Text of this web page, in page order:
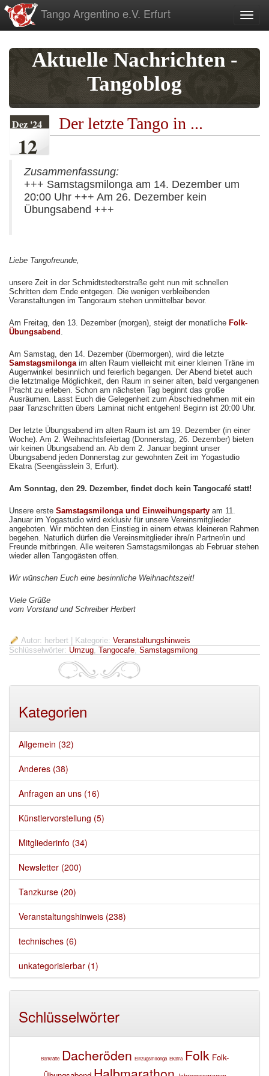
zum
Inhalt
Tango Argentino e.V. Erfurt
Aktuelle Nachrichten -
Tangoblog
Dez '24
12
Der letzte Tango in ...
Zusammenfassung:
+++ Samstagsmilonga am 14. Dezember um
20:00 Uhr +++ Am 26. Dezember kein
Übungsabend +++
Liebe Tangofreunde,
unsere Zeit in der Schmidtstedterstraße geht nun mit schnellen
Schritten dem Ende entgegen. Die wenigen verbleibenden
Veranstaltungen im Tangoraum stehen unmittelbar bevor.
Am Freitag, den 13. Dezember (morgen), steigt der monatliche Folk-
Übungsabend .
Am Samstag, den 14. Dezember (übermorgen), wird die letzte
Samstagsmilongaim alten Raum vielleicht mit einer kleinen Träne im
Augenwinkel besinnlich und feierlich begangen. Der Abend bietet auch
die letztmalige Möglichkeit, den Raum in seiner alten, bald vergangenen
Pracht zu erleben. Schon am nächsten Tag beginnt das große
Ausräumen. Lasst Euch die Gelegenheit zum Abschiednehmen mit ein
paar Tanzschritten übers Laminat nicht entgehen! Beginn ist 20:00 Uhr.
Der letzte Übungsabend im alten Raum ist am 19. Dezember (in einer
Woche). Am 2. Weihnachtsfeiertag (Donnerstag, 26. Dezember) bieten
wir keinen Übungsabend an. Ab dem 2. Januar beginnt unser
Übungsabend jeden Donnerstag zur gewohnten Zeit im Yogastudio
Ekatra (Seengässlein 3, Erfurt).
Am Sonntag, den 29. Dezember, findet doch kein Tangocafé statt!
Unsere erste Samstagsmilonga und Einweihungsparty am 11.
Januar im Yogastudio wird exklusiv für unsere Vereinsmitglieder
angeboten. Wir möchten den Einstieg in einem etwas kleineren Rahmen
begehen. Naturlich dürfen die Vereinsmitglieder ihre/n Partner/in und
Freunde mitbringen. Alle weiteren Samstagsmilongas ab Februar stehen
wieder allen Tangogästen offen.
Wir wünschen Euch eine besinnliche Weihnachtszeit!
Viele Grüße
vom Vorstand und Schreiber Herbert
Autor: herbert | Kategorie: Veranstaltungshinweis
Schlüsselwörter: Umzug, Tangocafe, Samstagsmilong
Kategorien
Allgemein (32)
Anderes (38)
Anfragen an uns (16)
Künstlervorstellung (5)
Mitgliederinfo (34)
Newsletter (200)
Tanzkurse (20)
Veranstaltungshinweis (238)
technisches (6)
unkategorisierbar (1)
Schlüsselwörter
Barkräfte Dacheröden Einzugsmilonga Ekatra Folk Folk-